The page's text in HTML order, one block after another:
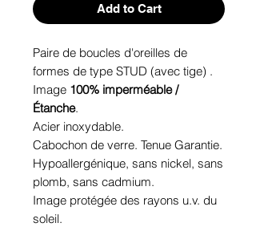
Add to Cart
Paire de boucles d'oreilles de
formes de type STUD (avec tige) .
Image 100% imperméable /
Étanche.
Acier inoxydable.
Cabochon de verre. Tenue Garantie.
Hypoallergénique, sans nickel, sans
plomb, sans cadmium.
Image protégée des rayons u.v. du
soleil.